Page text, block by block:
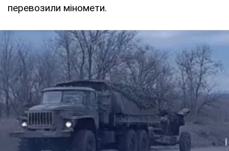
перевозили міномети.